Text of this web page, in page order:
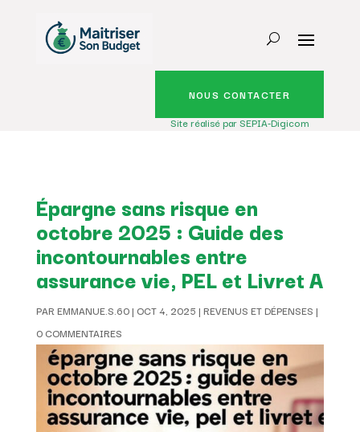
NOUS CONTACTER
Site réalisé par SEPIA-Digicom
Épargne sans risque en
octobre 2025 : Guide des
incontournables entre
assurance vie, PEL et Livret A
PAREMMANUE.S.60| OCT 4, 2025 | REVENUS ET DÉPENSES |
0 COMMENTAIRES